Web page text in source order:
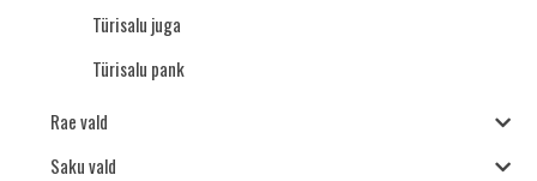
Türisalu juga
Türisalu pank
Rae vald
Saku vald